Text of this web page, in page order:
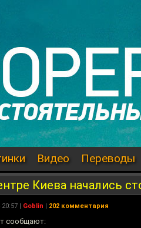
Видео Переводы
Киева начались
20:57 | Goblin | 202 комментария
сообщают: